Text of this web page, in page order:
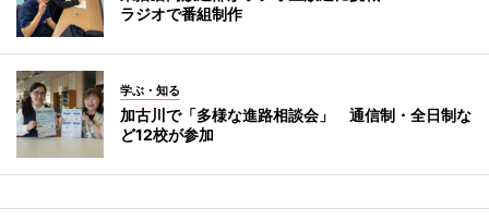
ラジオで番組制作
学ぶ・知る
加古川で「多様な進路相談会」 通信制・全日制な
ど12校が参加